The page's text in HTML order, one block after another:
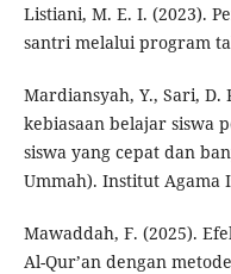
Listiani, M. E. I. (2023).
santri melalui program
Mardiansyah, Y., Sari, D.
kebiasaan belajar siswa
siswa yang cepat dan
Ummah). Institut Agama
Mawaddah, F. (2025).
Al-Qur’an dengan